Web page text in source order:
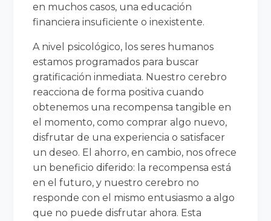
en muchos casos, una educación
financiera insuficiente o inexistente.
A nivel psicológico, los seres humanos
estamos programados para buscar
gratificación inmediata. Nuestro cerebro
reacciona de forma positiva cuando
obtenemos una recompensa tangible en
el momento, como comprar algo nuevo,
disfrutar de una experiencia o satisfacer
un deseo. El ahorro, en cambio, nos ofrece
un beneficio diferido: la recompensa está
en el futuro, y nuestro cerebro no
responde con el mismo entusiasmo a algo
que no puede disfrutar ahora. Esta